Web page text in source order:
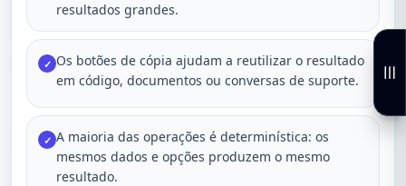
resultados grandes.
✓ Os botões de cópia ajudam a reutilizar o resultado
em código, documentos ou conversas de suporte.
✓ A maioria das operações é determinística: os
mesmos dados e opções produzem o mesmo
resultado.